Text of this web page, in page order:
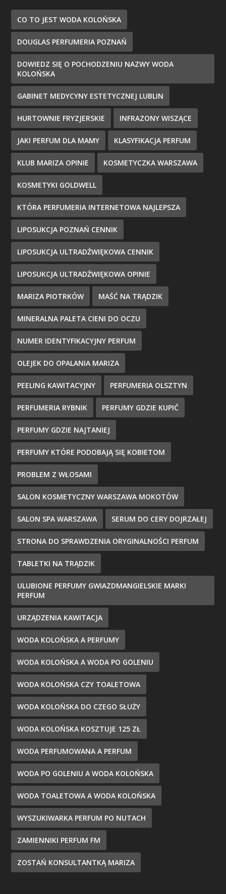
CO TO JEST WODA KOLOŃSKA
DOUGLAS PERFUMERIA POZNAŃ
DOWIEDZ SIĘ O POCHODZENIU NAZWY WODA
KOLOŃSKA
GABINET MEDYCYNY ESTETYCZNEJ LUBLIN
HURTOWNIE FRYZJERSKIE INFRAZONY WISZĄCE
JAKI PERFUM DLA MAMY KLASYFIKACJA PERFUM
KLUB MARIZA OPINIE KOSMETYCZKA WARSZAWA
KOSMETYKI GOLDWELL
KTÓRA PERFUMERIA INTERNETOWA NAJLEPSZA
LIPOSUKCJA POZNAŃ CENNIK
LIPOSUKCJA ULTRADŹWIĘKOWA CENNIK
LIPOSUKCJA ULTRADŹWIĘKOWA OPINIE
MARIZA PIOTRKÓW MAŚĆ NA TRĄDZIK
MINERALNA PALETA CIENI DO OCZU
NUMER IDENTYFIKACYJNY PERFUM
OLEJEK DO OPALANIA MARIZA
PEELING KAWITACYJNY PERFUMERIA OLSZTYN
PERFUMERIA RYBNIK PERFUMY GDZIE KUPIĆ
PERFUMY GDZIE NAJTANIEJ
PERFUMY KTÓRE PODOBAJĄ SIĘ KOBIETOM
PROBLEM Z WŁOSAMI
SALON KOSMETYCZNY WARSZAWA MOKOTÓW
SALON SPA WARSZAWA SERUM DO CERY DOJRZAŁEJ
STRONA DO SPRAWDZENIA ORYGINALNOŚCI PERFUM
TABLETKI NA TRĄDZIK
ULUBIONE PERFUMY GWIAZDMANGIELSKIE MARKI
PERFUM
URZĄDZENIA KAWITACJA
WODA KOLOŃSKA A PERFUMY
WODA KOLOŃSKA A WODA PO GOLENIU
WODA KOLOŃSKA CZY TOALETOWA
WODA KOLOŃSKA DO CZEGO SŁUŻY
WODA KOLOŃSKA KOSZTUJE 125 ZŁ
WODA PERFUMOWANA A PERFUM
WODA PO GOLENIU A WODA KOLOŃSKA
WODA TOALETOWA A WODA KOLOŃSKA
WYSZUKIWARKA PERFUM PO NUTACH
ZAMIENNIKI PERFUM FM
ZOSTAŃ KONSULTANTKĄ MARIZA